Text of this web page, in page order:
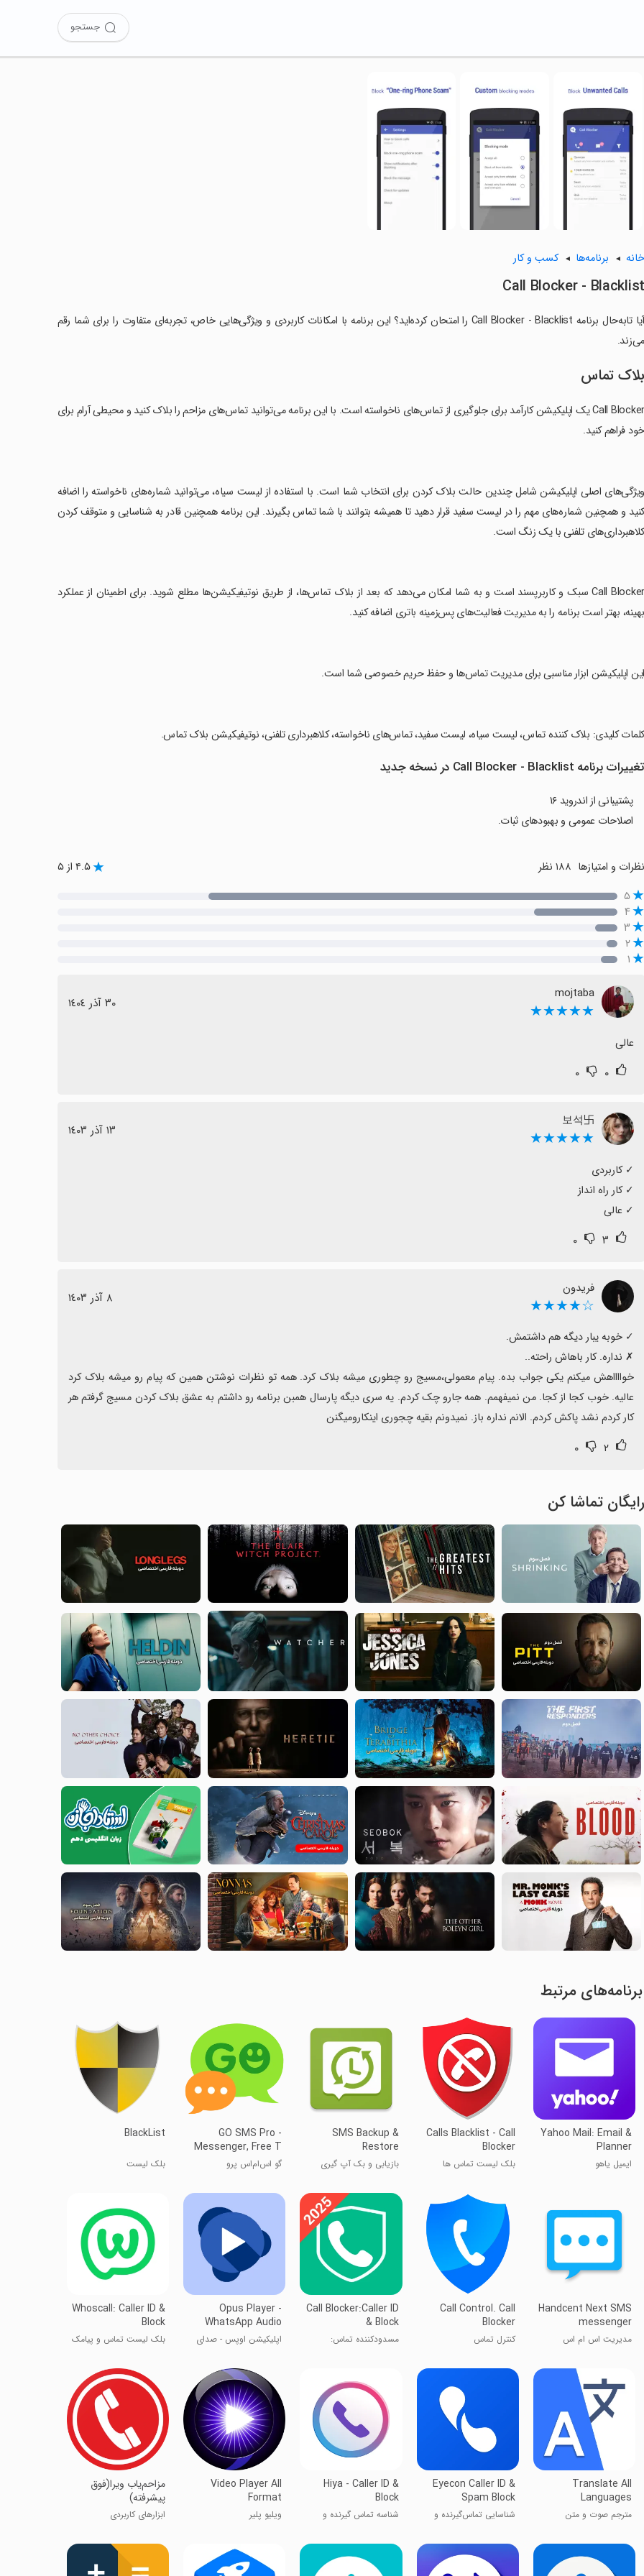
جستجو
خانه برنامه‌ها کسب و کار
Call Blocker - Blacklist
آیا تابه‌حال برنامه Call Blocker - Blacklist را امتحان کرده‌اید؟ این برنامه با امکانات کاربردی و ویژگی‌هایی خاص، تجربه‌ای متفاوت را برای شما رقم
می‌زند.
بلاک تماس
Call Blocker یک اپلیکیشن کارآمد برای جلوگیری از تماس‌های ناخواسته است. با این برنامه می‌توانید تماس‌های مزاحم را بلاک کنید و محیطی آرام برای
خود فراهم کنید.
‏ویژگی‌های اصلی اپلیکیشن شامل چندین حالت بلاک کردن برای انتخاب شما است. با استفاده از لیست سیاه، می‌توانید شماره‌های ناخواسته را اضافه
کنید و همچنین شماره‌های مهم را در لیست سفید قرار دهید تا همیشه بتوانند با شما تماس بگیرند. این برنامه همچنین قادر به شناسایی و متوقف کردن
کلاهبرداری‌های تلفنی با یک زنگ است.
‏Call Blocker سبک و کاربرپسند است و به شما امکان می‌دهد که بعد از بلاک تماس‌ها، از طریق نوتیفیکیشن‌ها مطلع شوید. برای اطمینان از عملکرد
بهینه، بهتر است برنامه را به مدیریت فعالیت‌های پس‌زمینه باتری اضافه کنید.
‏این اپلیکیشن ابزار مناسبی برای مدیریت تماس‌ها و حفظ حریم خصوصی شما است.
‏کلمات کلیدی: بلاک کننده تماس، لیست سیاه، لیست سفید، تماس‌های ناخواسته، کلاهبرداری تلفنی، نوتیفیکیشن بلاک تماس.
تغییرات برنامه Call Blocker - Blacklist در نسخه جدید
پشتیبانی از اندروید ۱۶
اصلاحات عمومی و بهبودهای ثبات.
نظرات و امتیازها ۴.۵ از ۵
۵
۴
۳
۲
۱
mojtaba
★★★★★ ٣٠ آذر ١٤٠٤
عالی
۰ ۰
보석卐
★★★★★ ١٣ آذر ١٤٠٣
‏✓ عالی
۳ ۰
فریدون
☆★★★★ ٨ آذر ١٤٠٣
کار کردم نشد پاکش کردم. الانم نداره باز. نمیدونم بقیه چجوری اینکارو‌میگنن
۲ ۰
رایگان تماشا کن
برنامه‌های مرتبط
Yahoo Mail: Email &
Planner
ایمیل یاهو
Calls Blacklist - Call
Blocker
بلک لیست تماس ها
SMS Backup &
Restore
بازیابی و بک آپ گیری
GO SMS Pro -
Messenger, Free T
گو اس‌ام‌اس پرو
BlackList
بلک لیست
Handcent Next SMS
messenger
مدیریت اس ام اس
Call Control. Call
Blocker
کنترل تماس
Call Blocker:Caller ID
& Block
مسدودکننده تماس:
Opus Player -
WhatsApp Audio
اپلیکیشن اوپس - صدای
Whoscall: Caller ID &
Block
بلک لیست تماس و پیامک
Translate All
Languages
مترجم صوت و متن
Eyecon Caller ID &
Spam Block
شناسایی تماس‌گیرنده و
آیکون
Hiya - Caller ID &
Block
شناسه تماس گیرنده و
پیامک
Video Player All
Format
ویلیو پلیر
مزاحم‌یاب ویرا(فوق
پیشرفته)
ابزارهای کاربردی